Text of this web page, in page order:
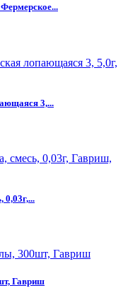
3,...
0,03г,...
Гавриш